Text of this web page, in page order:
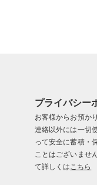
プライバシー
お客様からお預か
連絡以外には一切
って安全に蓄積・
ことはございませ
て詳しくはこちら